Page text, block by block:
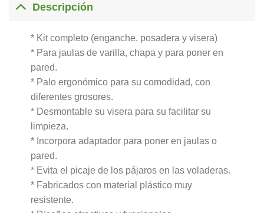
Descripción
* Kit completo (enganche, posadera y visera)
* Para jaulas de varilla, chapa y para poner en
pared.
* Palo ergonómico para su comodidad, con
diferentes grosores.
* Desmontable su visera para su facilitar su
limpieza.
* Incorpora adaptador para poner en jaulas o
pared.
* Evita el picaje de los pájaros en las voladeras.
* Fabricados con material plástico muy
resistente.